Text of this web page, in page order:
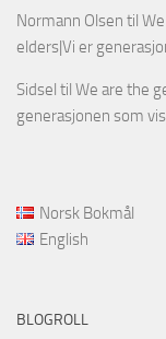
Normann Olsen til
elders|Vi er
Sidsel til We are the
generasjonen som
Norsk Bokmål
English
BLOGROLL